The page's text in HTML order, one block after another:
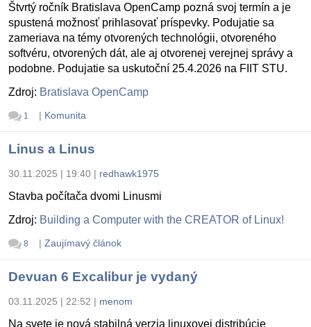
Štvrtý ročník Bratislava OpenCamp pozná svoj termín a je
spustená možnosť prihlasovať príspevky. Podujatie sa
zameriava na témy otvorených technológii, otvoreného
softvéru, otvorených dát, ale aj otvorenej verejnej správy a
podobne. Podujatie sa uskutoční 25.4.2026 na FIIT STU.
Zdroj: Bratislava OpenCamp
1 | Komunita
Linus a Linus
30.11.2025 | 19:40 | redhawk1975
Stavba počítača dvomi Linusmi
Zdroj: Building a Computer with the CREATOR of Linux!
8 | Zaujímavý článok
Devuan 6 Excalibur je vydaný
03.11.2025 | 22:52 | menom
Na svete je nová stabilná verzia linuxovej distribúcie